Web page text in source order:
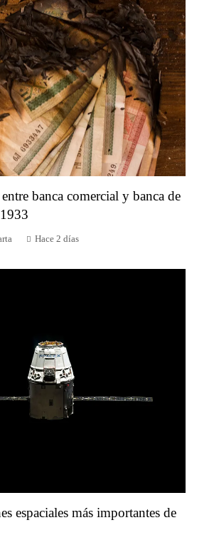
banca comercial y banca de
Hace 2 días
espaciales más importantes de